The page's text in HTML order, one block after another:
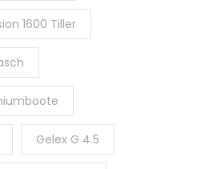
1600 Tiller
Gelex G 4.5